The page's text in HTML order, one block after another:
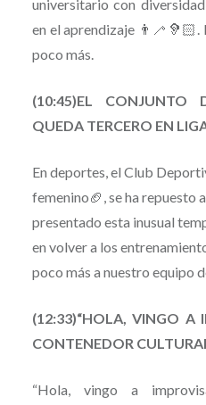
universitario con
en el aprendizaje 👨‍🦯🦻🏻.
poco más.
(10:45)EL CONJUNTO
QUEDA TERCERO EN
En deportes, el Club
femenino🏈, se ha repuesto
presentado esta inusual
en volver a los
poco más a nuestro equipo
(12:33)“HOLA, VINGO A
CONTENEDOR
“Hola, vingo a